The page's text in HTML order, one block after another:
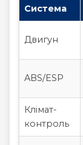
Система
Двигун
ABS/ESP
Клімат-
контроль